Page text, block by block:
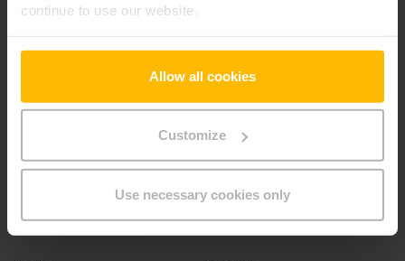
continue to use our website.
Allow all cookies
Customize
Use necessary cookies only
Nabíjač
Rok výroby batérie 2026
Rok
2500 mm
Prevádzkové hodiny 4374 h